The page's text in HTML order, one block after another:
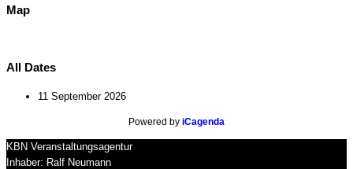
Map
All Dates
11 September 2026
Powered by iCagenda
KBN Veranstaltungsagentur
Inhaber: Ralf Neumann